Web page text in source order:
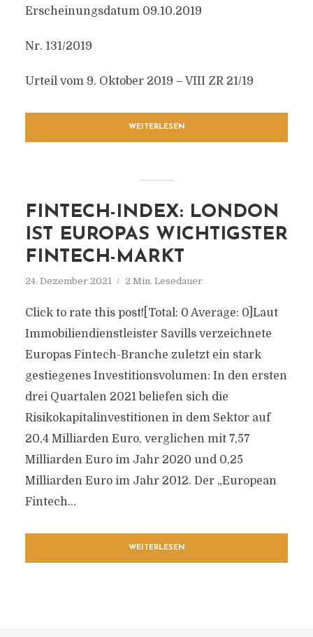
Erscheinungsdatum 09.10.2019
Nr. 131/2019
Urteil vom 9. Oktober 2019 – VIII ZR 21/19
WEITERLESEN
FINTECH-INDEX: LONDON
IST EUROPAS WICHTIGSTER
FINTECH-MARKT
24. Dezember 2021 2 Min. Lesedauer
Click to rate this post![Total: 0 Average: 0]Laut
Immobiliendienstleister Savills verzeichnete
Europas Fintech-Branche zuletzt ein stark
gestiegenes Investitionsvolumen: In den ersten
drei Quartalen 2021 beliefen sich die
Risikokapitalinvestitionen in dem Sektor auf
20,4 Milliarden Euro, verglichen mit 7,57
Milliarden Euro im Jahr 2020 und 0,25
Milliarden Euro im Jahr 2012. Der „European
Fintech...
WEITERLESEN